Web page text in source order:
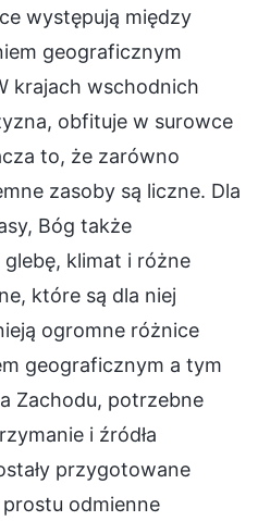
występują między
geograficznym
krajach wschodnich
obfituje w surowce
to, że zarówno
zasoby są liczne. Dla
Bóg także
klimat i różne
które są dla niej
ogromne różnice
geograficznym a tym
Zachodu, potrzebne
i źródła
przygotowane
odmienne